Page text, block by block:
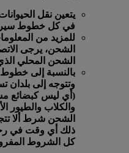
يتعين نقل
في كل خطوط سير
للمزيد من
الشحن، يرجى
الشحن المحلي
بالنسبة إلى خطوط
وتتوجه إلى بلدان
(أي ليس كبضائع
والكلاب والطيور
الشحن شرط ألا
كل الشروط